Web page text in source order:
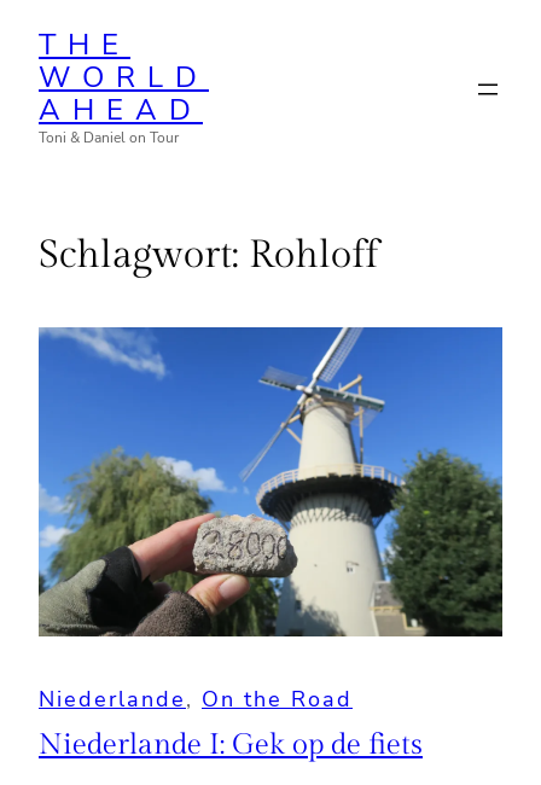
Inhalt
springen
THE
WORLD
AHEAD
Toni & Daniel on Tour
Schlagwort: Rohloff
Niederlande, On the Road
Niederlande I: Gek op de fiets